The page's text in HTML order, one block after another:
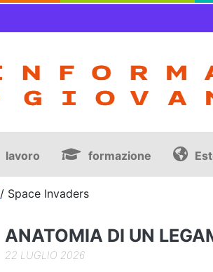
lavoro formazione
/ Space Invaders
ANATOMIA DI UN
22 LUGLIO 2026